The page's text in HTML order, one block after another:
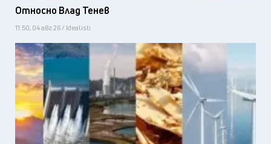
Относно Влад Тенев
11:50, 04 авг 26 / Idealisti